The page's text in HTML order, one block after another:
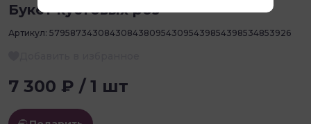
Букет кустовых роз
Артикул: 57958734308430843809543095439854398534853926
7 300 ₽ / 1 шт